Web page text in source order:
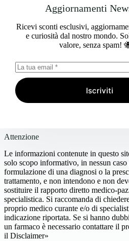
Aggiornamenti
Ricevi sconti esclusivi,
e curiosità dal nostro mondo.
valore, senza spam!
Iscriviti
Attenzione
Le informazioni contenute in questo
solo scopo informativo, in nessun
formulazione di una diagnosi o la
trattamento, e non intendono e non
sostituire il rapporto diretto medico-
specialistica. Si raccomanda di
proprio medico curante e/o di
indicazione riportata. Se si hanno
un farmaco è necessario contattare il
il Disclaimer»